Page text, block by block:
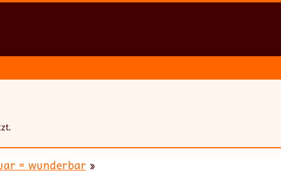
= wunderbar »